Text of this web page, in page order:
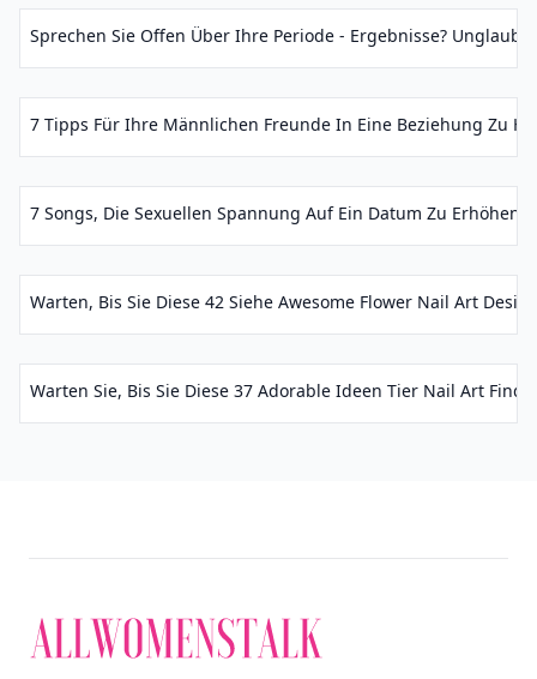
Sprechen Sie Offen Über Ihre Periode - Ergebnisse?
7 Tipps Für Ihre Männlichen Freunde In Eine Beziehung Zu
7 Songs, Die Sexuellen Spannung Auf Ein Datum Zu Erhöhen,
Warten, Bis Sie Diese 42 Siehe Awesome Flower Nail Art
Warten Sie, Bis Sie Diese 37 Adorable Ideen Tier Nail Art